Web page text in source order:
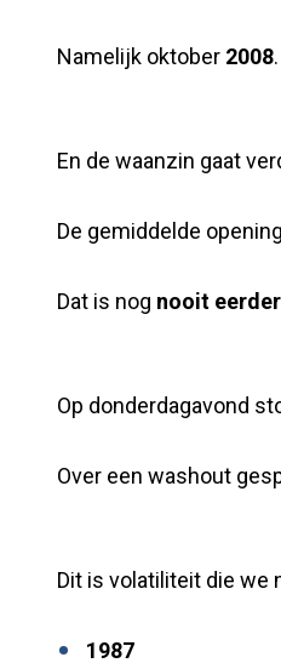
Namelijk oktober 2008.
En de waanzin gaat
De gemiddelde
Dat is nog nooit eerder
Op donderdagavond
Over een washout
Dit is volatiliteit die we
1987